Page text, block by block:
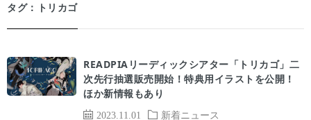
タグ：トリカゴ
2023.11.01 新着ニュース
READPIAリーディックシアター「トリカゴ」二
次先行抽選販売開始！特典用イラストを公開！
ほか新情報もあり